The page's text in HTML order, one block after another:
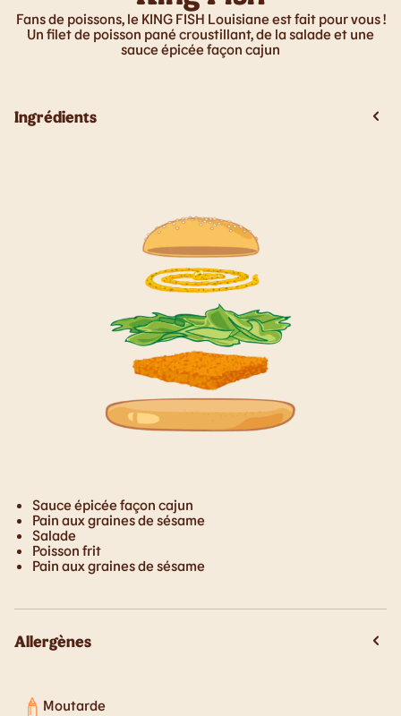
Fans de poissons, le KING FISH Louisiane est fait pour vous !
Un filet de poisson pané croustillant, de la salade et une
sauce épicée façon cajun
Ingrédients
Sauce épicée façon cajun
Pain aux graines de sésame
Salade
Poisson frit
Pain aux graines de sésame
Allergènes
Moutarde